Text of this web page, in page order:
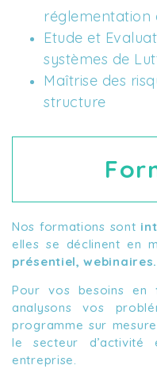
réglementation
Etude et
systèmes de
Maîtrise des
structure
Nos formations sont
elles se déclinent en
présentiel, webinaires.
Pour vos besoins en
analysons vos
programme sur
le secteur
entreprise.